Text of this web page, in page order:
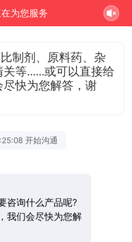
为您服务
制剂、原料药、杂
等......或可以直接给
快为您解答，谢
开始沟通
咨询什么产品呢?
我们会尽快为您解